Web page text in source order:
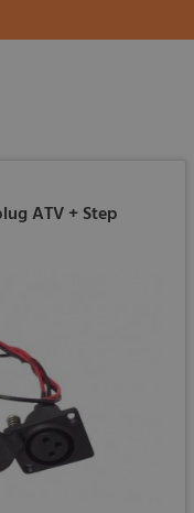
ATV + Step